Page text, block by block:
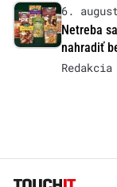
6.
Netreba
nahradiť
Redakcia